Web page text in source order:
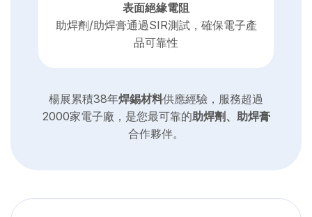
表面絕緣電阻
助焊劑/助焊膏通過SIR測試，確保電子產
品可靠性
楊展累積38年焊錫材料供應經驗，服務超過
2000家電子廠，是您最可靠的助焊劑、助焊膏
合作夥伴。